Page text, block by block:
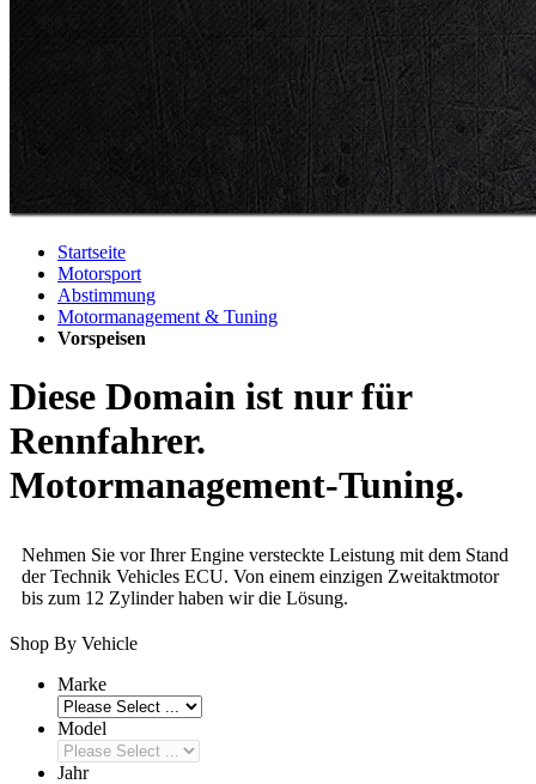
Startseite
Motorsport
Abstimmung
Motormanagement & Tuning
Vorspeisen
Diese Domain ist nur für
Rennfahrer.
Motormanagement-Tuning.
Nehmen Sie vor Ihrer Engine versteckte Leistung mit dem Stand
der Technik Vehicles ECU. Von einem einzigen Zweitaktmotor
bis zum 12 Zylinder haben wir die Lösung.
Shop By Vehicle
Marke
Model
Jahr